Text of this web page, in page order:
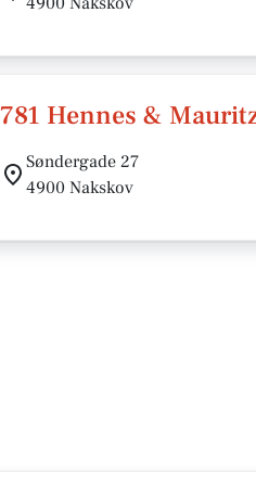
781 Hennes &
Søndergade 27
4900 Nakskov